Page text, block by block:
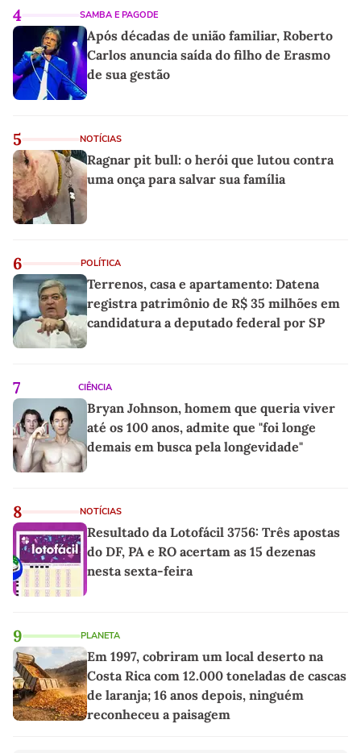
4 SAMBA E PAGODE
Após décadas de união familiar, Roberto
Carlos anuncia saída do filho de Erasmo
de sua gestão
5 NOTÍCIAS
Ragnar pit bull: o herói que lutou contra
uma onça para salvar sua família
6 POLÍTICA
Terrenos, casa e apartamento: Datena
registra patrimônio de R$ 35 milhões em
candidatura a deputado federal por SP
7 CIÊNCIA
Bryan Johnson, homem que queria viver
até os 100 anos, admite que "foi longe
demais em busca pela longevidade"
8 NOTÍCIAS
Resultado da Lotofácil 3756: Três apostas
do DF, PA e RO acertam as 15 dezenas
nesta sexta-feira
9 PLANETA
Em 1997, cobriram um local deserto na
Costa Rica com 12.000 toneladas de cascas
de laranja; 16 anos depois, ninguém
reconheceu a paisagem